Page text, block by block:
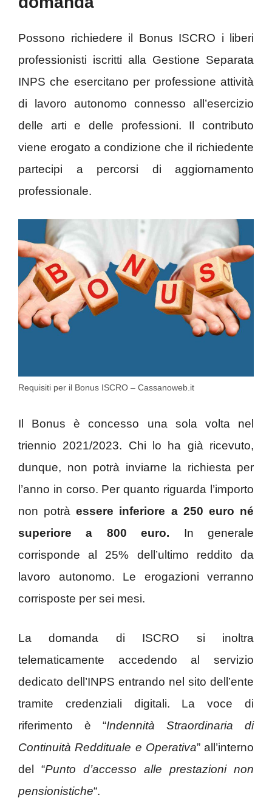
Possono richiedere il Bonus ISCRO i liberi
professionisti iscritti alla Gestione Separata
INPS che esercitano per professione attività
di lavoro autonomo connesso all’esercizio
delle arti e delle professioni. Il contributo
viene erogato a condizione che il richiedente
partecipi a percorsi di aggiornamento
professionale.
Requisiti per il Bonus ISCRO – Cassanoweb.it
Il Bonus è concesso una sola volta nel
triennio 2021/2023. Chi lo ha già ricevuto,
dunque, non potrà inviarne la richiesta per
l’anno in corso. Per quanto riguarda l’importo
non potràessere inferiore a 250 euro né
superiore a 800 euro. In generale
corrisponde al 25% dell’ultimo reddito da
lavoro autonomo. Le erogazioni verranno
corrisposte per sei mesi.
La domanda di ISCRO si inoltra
telematicamente accedendo al servizio
dedicato dell’INPS entrando nel sito dell’ente
tramite credenziali digitali. La voce di
riferimento è “Indennità Straordinaria di
Continuità Reddituale e Operativa” all’interno
del “Punto d’accesso alle prestazioni non
pensionistiche“.